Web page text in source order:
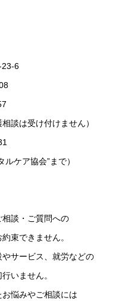
23-6
相談は受け付けません）
ルケア協会”まで）
談・ご質問への
束できません。
やサービス、就労などの
いません。
悩みやご相談には